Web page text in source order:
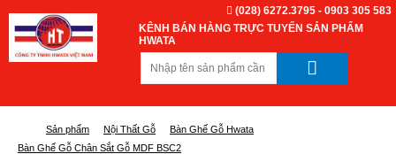
KÊNH BÁN HÀNG TRỰC TUYẾN SẢN PHẨM
HWATA
(028) 6272.3795 - 0903 305 583
Sản phẩm Nội Thất Gỗ
Bàn Ghế Gỗ Hwata
Bàn Ghế Gỗ Chân Sắt Gỗ MDF BSC2